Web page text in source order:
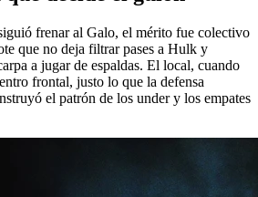
frenar al Galo, el mérito fue colectivo
que no deja filtrar pases a Hulk y
a jugar de espaldas. El local, cuando
frontal, justo lo que la defensa
el patrón de los under y los empates